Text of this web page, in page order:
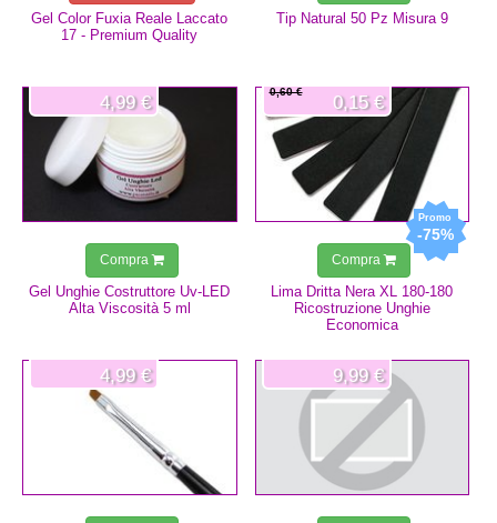
Gel Color Fuxia Reale Laccato
17 - Premium Quality
Tip Natural 50 Pz Misura 9
Gel Unghie Costruttore Uv-LED
Alta Viscosità 5 ml
4,99 €
Compra
-75%
Lima Dritta Nera XL 180-180
Ricostruzione Unghie
Economica
0,60 € 0,15 €
Compra
4,99 € 9,99 €